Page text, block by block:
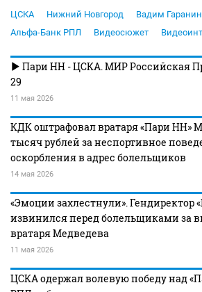
ЦСКА Нижний Новгород Вадим Гаранин
Альфа-Банк РПЛ
Видеосюжет
Пари НН - ЦСКА. МИР Российская
29
11 мая 2026
КДК оштрафовал вратаря «Пари НН»
тысяч рублей за неспортивное
оскорбления в адрес болельщиков
14 мая 2026
«Эмоции захлестнули». Гендиректор
извинился перед болельщиками за
вратаря Медведева
11 мая 2026
ЦСКА одержал волевую победу над